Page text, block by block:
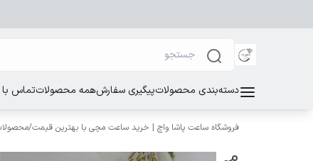
دسته‌بندی محصولاتپیگیری سفارشهمه محصولاتتماس با
فروشگاه ساعت پاشا واچ | خرید ساعت مچی با بهترین قیمت/